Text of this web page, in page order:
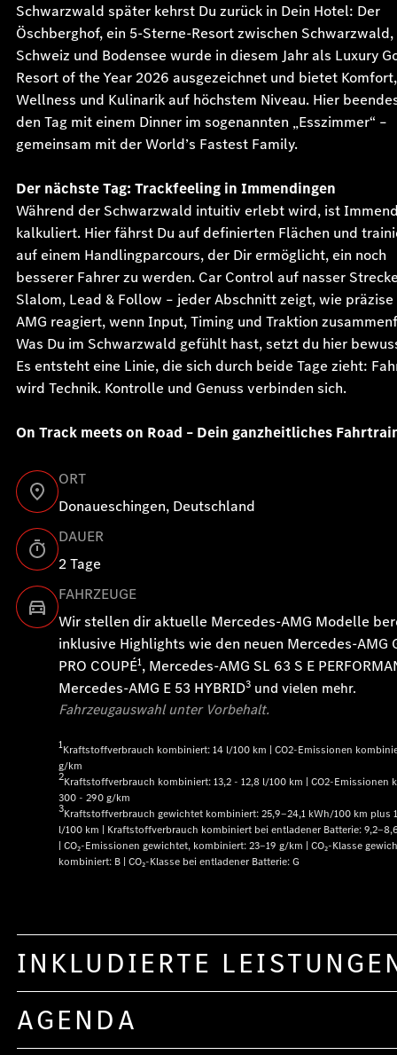
Schwarzwald später kehrst Du zurück in Dein Hotel: Der
Öschberghof, ein 5-Sterne-Resort zwischen Schwarzwald,
Schweiz und Bodensee wurde in diesem Jahr als Luxury
Resort of the Year 2026 ausgezeichnet und bietet Komfort,
Wellness und Kulinarik auf höchstem Niveau. Hier
den Tag mit einem Dinner im sogenannten „Esszimmer“ –
gemeinsam mit der World’s Fastest Family.
Der nächste Tag: Trackfeeling in Immendingen
Während der Schwarzwald intuitiv erlebt wird, ist
kalkuliert. Hier fährst Du auf definierten Flächen und
auf einem Handlingparcours, der Dir ermöglicht, ein noch
besserer Fahrer zu werden. Car Control auf nasser
Slalom, Lead & Follow – jeder Abschnitt zeigt, wie präzise
AMG reagiert, wenn Input, Timing und Traktion
Was Du im Schwarzwald gefühlt hast, setzt du hier
Es entsteht eine Linie, die sich durch beide Tage zieht:
wird Technik. Kontrolle und Genuss verbinden sich.
On Track meets on Road – Dein ganzheitliches
ORT
Donaueschingen, Deutschland
DAUER
2 Tage
FAHRZEUGE
Wir stellen dir aktuelle Mercedes-AMG Modelle
inklusive Highlights wie den neuen Mercedes-AMG
PRO COUPÉ1, Mercedes-AMG SL 63 S E
Mercedes-AMG E 53 HYBRID3 und vielen mehr.
Fahrzeugauswahl unter Vorbehalt.
1Kraftstoffverbrauch kombiniert: 14 l/100 km | CO2-Emissionen
g/km
2Kraftstoffverbrauch kombiniert: 13,2 - 12,8 l/100 km | CO2-Emissionen
300 - 290 g/km
3Kraftstoffverbrauch gewichtet kombiniert: 25,9‒24,1 kWh/100 km plus
l/100 km | Kraftstoffverbrauch kombiniert bei entladener Batterie:
| CO₂-Emissionen gewichtet, kombiniert: 23‒19 g/km | CO₂-Klasse
kombiniert: B | CO₂-Klasse bei entladener Batterie: G
INKLUDIERTE
AGENDA